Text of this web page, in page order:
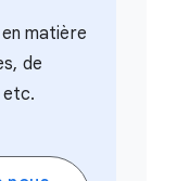
matière
de
etc.